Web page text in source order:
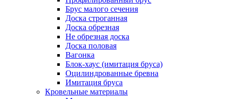
Брус малого сечения
Доска строганная
Доска обрезная
Не обрезная доска
Доска половая
Вагонка
Блок-хаус (имитация бруса)
Оцилиндрованные бревна
Имитация бруса
Кровельные материалы